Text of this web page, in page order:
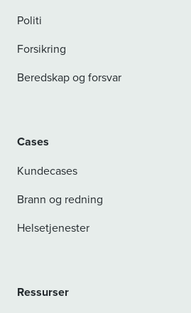
Politi
Forsikring
Beredskap og forsvar
Cases
Kundecases
Brann og redning
Helsetjenester
Ressurser